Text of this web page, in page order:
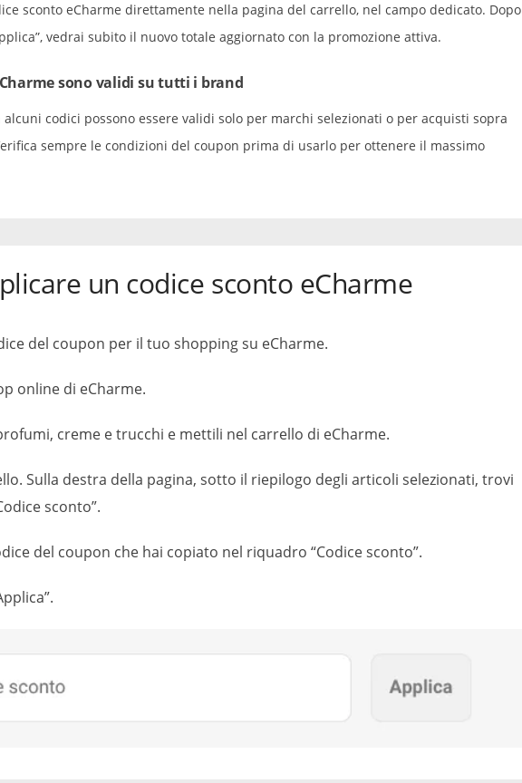
sconto eCharme direttamente nella pagina del carrello, nel campo dedicato. Dopo
vedrai subito il nuovo totale aggiornato con la promozione attiva.
sono validi su tutti i brand
alcuni codici possono essere validi solo per marchi selezionati o per acquisti sopra
sempre le condizioni del coupon prima di usarlo per ottenere il massimo
un codice sconto eCharme
del coupon per il tuo shopping su eCharme.
online di eCharme.
creme e trucchi e mettili nel carrello di eCharme.
Sulla destra della pagina, sotto il riepilogo degli articoli selezionati, trovi
sconto”.
del coupon che hai copiato nel riquadro “Codice sconto”.